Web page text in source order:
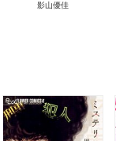
影山優佳